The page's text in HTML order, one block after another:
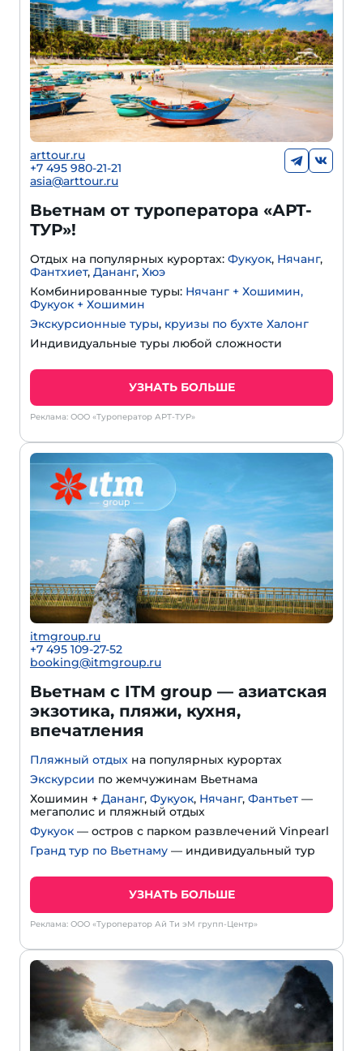
arttour.ru
+7 495 980-21-21
asia@arttour.ru
Вьетнам от туроператора «АРТ-
ТУР»!
Отдых на популярных курортах: Фукуок, Нячанг,
Фантхиет, Дананг, Хюэ
Комбинированные туры: Нячанг + Хошимин,
Фукуок + Хошимин
Экскурсионные туры, круизы по бухте Халонг
Индивидуальные туры любой сложности
УЗНАТЬ БОЛЬШЕ
Реклама: ООО «Туроператор АРТ-ТУР»
itmgroup.ru
+7 495 109-27-52
booking@itmgroup.ru
Вьетнам с ITM group — азиатская
экзотика, пляжи, кухня,
впечатления
Пляжный отдых на популярных курортах
Экскурсии по жемчужинам Вьетнама
Хошимин + Дананг, Фукуок, Нячанг, Фантьет —
мегаполис и пляжный отдых
Фукуок — остров с парком развлечений Vinpearl
Гранд тур по Вьетнаму — индивидуальный тур
УЗНАТЬ БОЛЬШЕ
Реклама: ООО «Туроператор Ай Ти эМ групп-Центр»